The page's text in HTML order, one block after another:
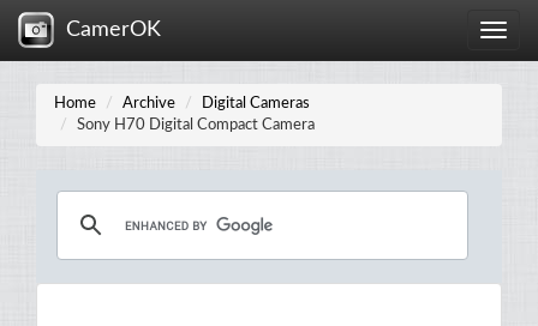
Toggle
CamerOK
Home Archive
Digital Cameras
Sony H70 Digital Compact Camera